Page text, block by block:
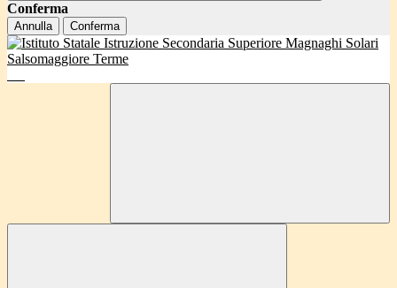
Conferma
Annulla Conferma